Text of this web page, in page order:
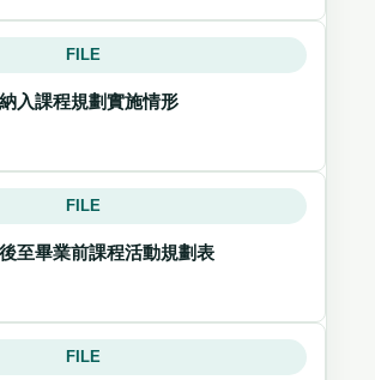
FILE
入課程規劃實施情形
FILE
至畢業前課程活動規劃表
FILE